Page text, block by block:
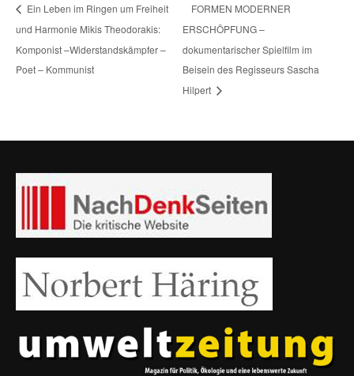
Ein Leben im Ringen um Freiheit
und Harmonie Mikis Theodorakis:
Komponist –Widerstandskämpfer –
Poet – Kommunist
FORMEN MODERNER
ERSCHÖPFUNG –
dokumentarischer Spielfilm im
Beisein des Regisseurs Sascha
Hilpert